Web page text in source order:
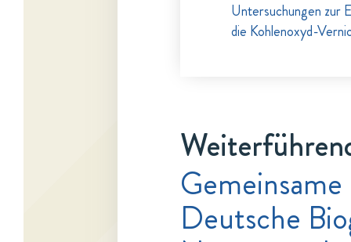
Untersuchungen zur
die Kohlenoxyd-
Deutsche